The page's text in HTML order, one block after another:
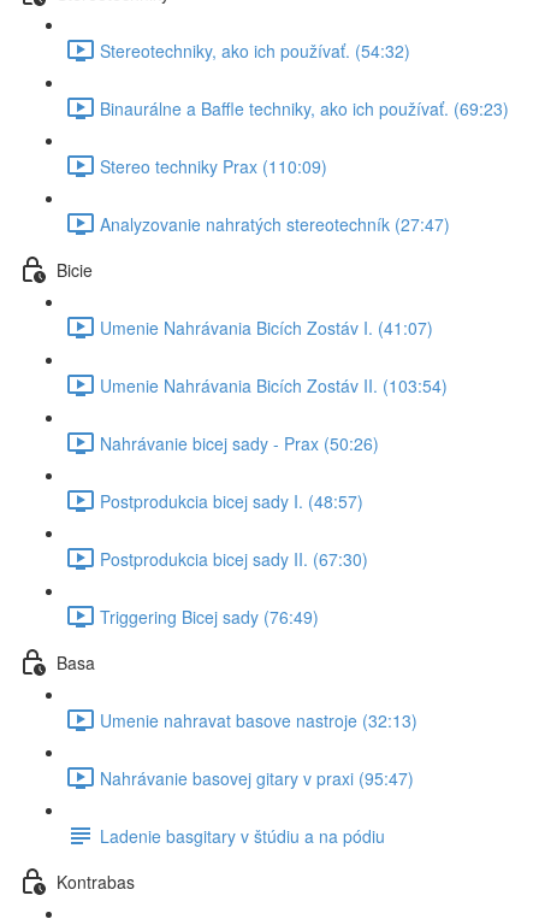
Stereotechniky, ako ich používať. (54:32)
Binaurálne a Baffle techniky, ako ich používať. (69:23)
Stereo techniky Prax (110:09)
Analyzovanie nahratých stereotechník (27:47)
Bicie
Umenie Nahrávania Bicích Zostáv I. (41:07)
Umenie Nahrávania Bicích Zostáv II. (103:54)
Nahrávanie bicej sady - Prax (50:26)
Postprodukcia bicej sady I. (48:57)
Postprodukcia bicej sady II. (67:30)
Triggering Bicej sady (76:49)
Basa
Umenie nahravat basove nastroje (32:13)
Nahrávanie basovej gitary v praxi (95:47)
Ladenie basgitary v štúdiu a na pódiu
Kontrabas